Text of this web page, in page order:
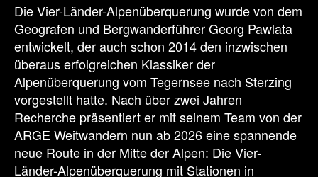
Die Vier-Länder-Alpenüberquerung wurde von dem
Geografen und Bergwanderführer Georg Pawlata
entwickelt, der auch schon 2014 den inzwischen
überaus erfolgreichen Klassiker der
Alpenüberquerung vom Tegernsee nach Sterzing
vorgestellt hatte. Nach über zwei Jahren
Recherche präsentiert er mit seinem Team von der
ARGE Weitwandern nun ab 2026 eine spannende
neue Route in der Mitte der Alpen: Die Vier-
Länder-Alpenüberquerung mit Stationen in